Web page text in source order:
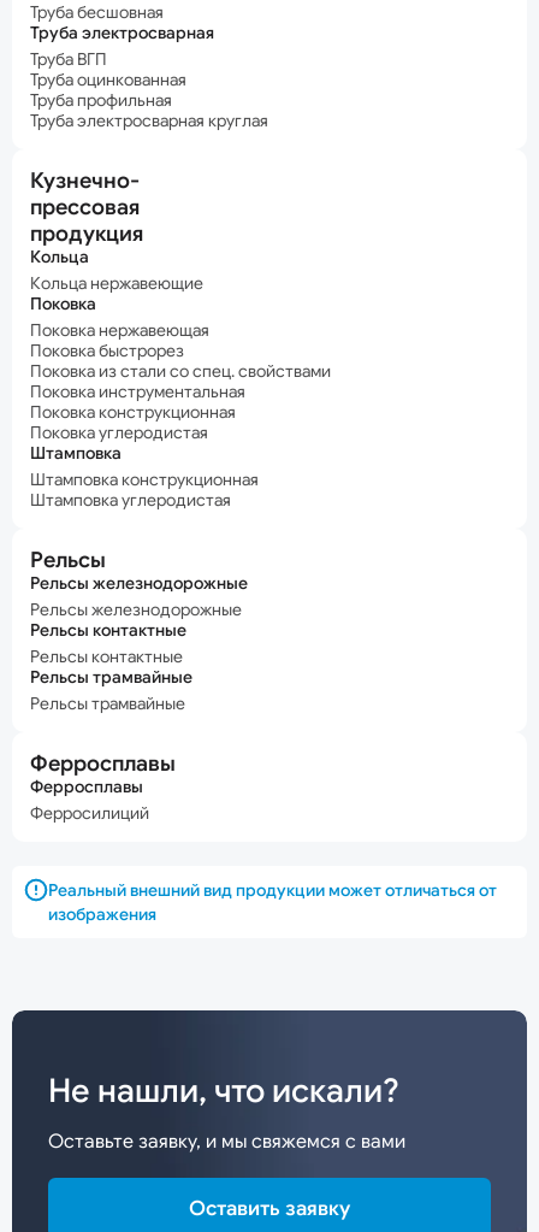
Труба бесшовная
Труба электросварная
Труба ВГП
Труба оцинкованная
Труба профильная
Труба электросварная круглая
Кузнечно-
прессовая
продукция
Кольца
Кольца нержавеющие
Поковка
Поковка нержавеющая
Поковка быстрорез
Поковка из стали со спец. свойствами
Поковка инструментальная
Поковка конструкционная
Поковка углеродистая
Штамповка
Штамповка конструкционная
Штамповка углеродистая
Рельсы
Рельсы железнодорожные
Рельсы железнодорожные
Рельсы контактные
Рельсы контактные
Рельсы трамвайные
Рельсы трамвайные
Ферросплавы
Ферросплавы
Ферросилиций
Реальный внешний вид продукции может отличаться от
изображения
Не нашли, что искали?
Оставьте заявку, и мы свяжемся с вами
Оставить заявку